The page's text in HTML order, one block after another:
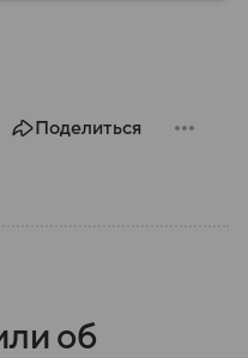
Поделиться
об